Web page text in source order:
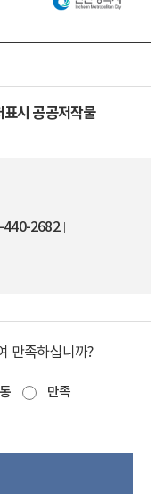
시 공공저작물
440-2682
만족하십니까?
만족